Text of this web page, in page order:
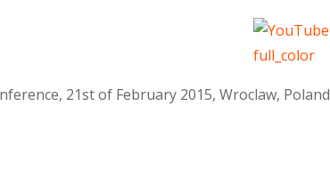
21st of February 2015, Wroclaw, Poland